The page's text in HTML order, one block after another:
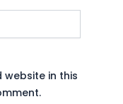
website in this